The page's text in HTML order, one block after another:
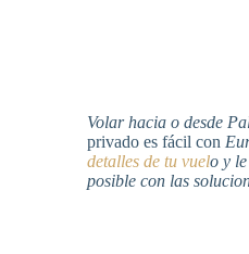
Volar hacia o desde
privado es fácil con
detalles de tu vuelo y
posible con las